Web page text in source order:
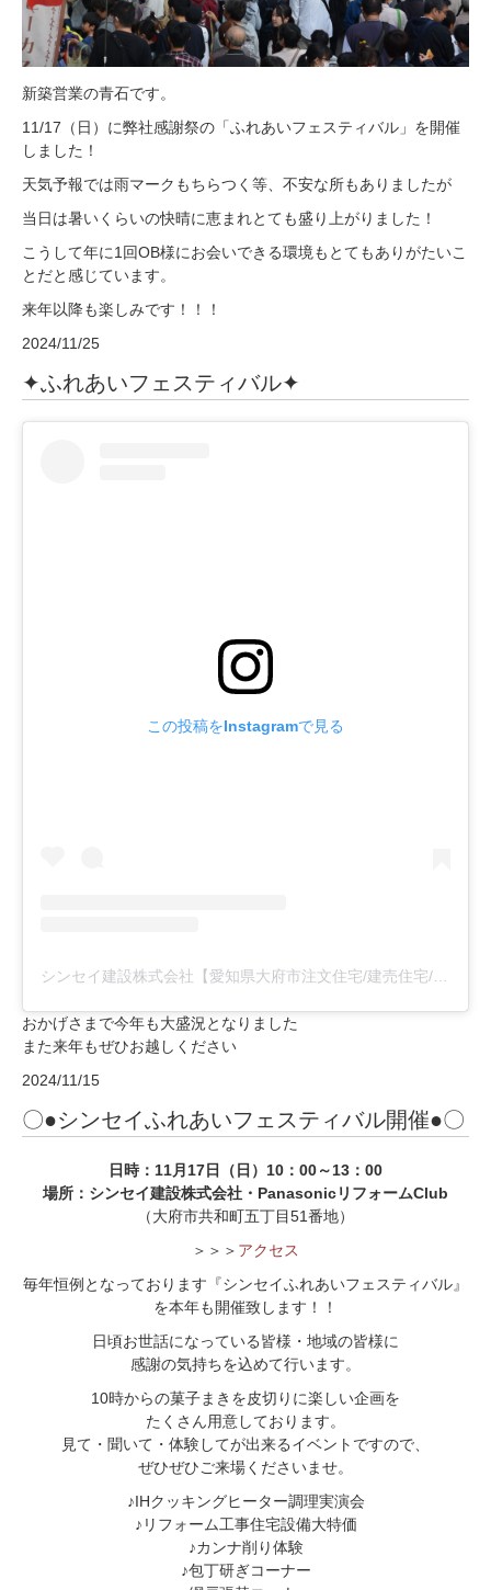
新築営業の青石です。
11/17（日）に弊社感謝祭の「ふれあいフェスティバル」を開催
しました！
天気予報では雨マークもちらつく等、不安な所もありましたが
当日は暑いくらいの快晴に恵まれとても盛り上がりました！
こうして年に1回OB様にお会いできる環境もとてもありがたいこ
とだと感じています。
来年以降も楽しみです！！！
2024/11/25
✦ふれあいフェスティバル✦
この投稿をInstagramで見る
シンセイ建設株式会社【愛知県大府市注文住宅/建売住宅/リフォーム】(@shinsei__kensetsu)がシェアした投稿
おかげさまで今年も大盛況となりました
また来年もぜひお越しください
2024/11/15
〇●シンセイふれあいフェスティバル開催●〇
日時：11月17日（日）10：00～13：00
場所：シンセイ建設株式会社・PanasonicリフォームClub
（大府市共和町五丁目51番地）
＞＞＞ アクセス
毎年恒例となっております『シンセイふれあいフェスティバル』
を本年も開催致します！！
日頃お世話になっている皆様・地域の皆様に
感謝の気持ちを込めて行います。
10時からの菓子まきを皮切りに楽しい企画を
たくさん用意しております。
見て・聞いて・体験してが出来るイベントですので、
ぜひぜひご来場くださいませ。
♪IHクッキングヒーター調理実演会
♪リフォーム工事住宅設備大特価
♪カンナ削り体験
♪包丁研ぎコーナー